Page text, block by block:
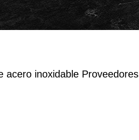
acero inoxidable Proveedores